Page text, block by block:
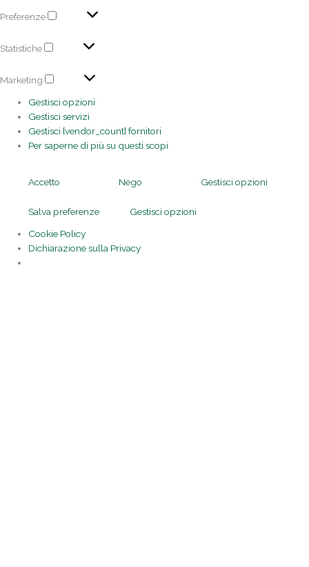
Preferenze
Statistiche
Marketing
Gestisci opzioni
Gestisci servizi
Gestisci {vendor_count} fornitori
Per saperne di più su questi scopi
Accetto Nego Gestisci opzioni
Salva preferenze
Gestisci opzioni
Cookie Policy
Dichiarazione sulla Privacy